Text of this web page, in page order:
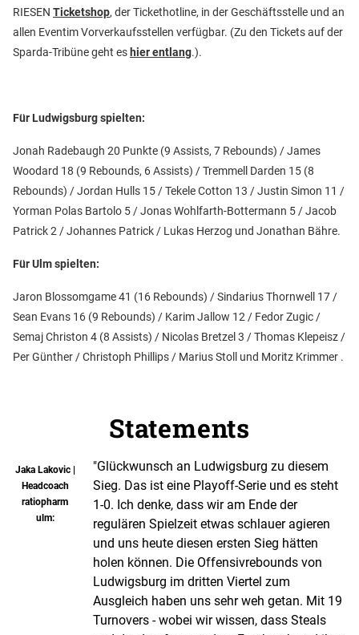
RIESEN Ticketshop, der Tickethotline, in der Geschäftsstelle und an
allen Eventim Vorverkaufsstellen verfügbar. (Zu den Tickets auf der
Sparda-Tribüne geht es hier entlang.).
Für Ludwigsburg spielten:
Jonah Radebaugh 20 Punkte (9 Assists, 7 Rebounds) / James
Woodard 18 (9 Rebounds, 6 Assists) / Tremmell Darden 15 (8
Rebounds) / Jordan Hulls 15 / Tekele Cotton 13 / Justin Simon 11 /
Yorman Polas Bartolo 5 / Jonas Wohlfarth-Bottermann 5 / Jacob
Patrick 2 / Johannes Patrick / Lukas Herzog und Jonathan Bähre.
Für Ulm spielten:
Jaron Blossomgame 41 (16 Rebounds) / Sindarius Thornwell 17 /
Sean Evans 16 (9 Rebounds) / Karim Jallow 12 / Fedor Zugic /
Semaj Christon 4 (8 Assists) / Nicolas Bretzel 3 / Thomas Klepeisz /
Per Günther / Christoph Phillips / Marius Stoll und Moritz Krimmer .
Statements
Jaka Lakovic |
Headcoach
ratiopharm
ulm:
"Glückwunsch an Ludwigsburg zu diesem
Sieg. Das ist eine Playoff-Serie und es steht
1-0. Ich denke, dass wir am Ende der
regulären Spielzeit etwas schlauer agieren
und uns heute diesen ersten Sieg hätten
holen können. Die Offensivrebounds von
Ludwigsburg im dritten Viertel zum
Ausgleich haben uns sehr weh getan. Mit 19
Turnovers - wobei wir wissen, dass Steals